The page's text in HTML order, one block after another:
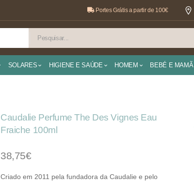
Portes Grátis a partir de 100€
SOLARES HIGIENE E SAÚDE HOMEM BEBÉ E MAMÃ
Caudalie Perfume The Des Vignes Eau
Fraiche 100ml
38,75€
Criado em 2011 pela fundadora da Caudalie e pelo